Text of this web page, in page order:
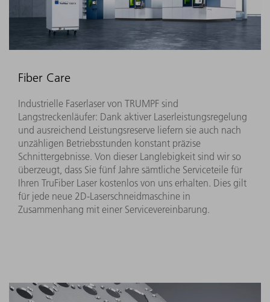
Fiber Care
Industrielle Faserlaser von TRUMPF sind
Langstreckenläufer: Dank aktiver Laserleistungsregelung
und ausreichend Leistungsreserve liefern sie auch nach
unzähligen Betriebsstunden konstant präzise
Schnittergebnisse. Von dieser Langlebigkeit sind wir so
überzeugt, dass Sie fünf Jahre sämtliche Serviceteile für
Ihren TruFiber Laser kostenlos von uns erhalten. Dies gilt
für jede neue 2D-Laserschneidmaschine in
Zusammenhang mit einer Servicevereinbarung.